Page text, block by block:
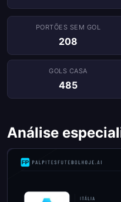
PORTÕES SEM GOL
208
GOLS CASA
485
Análise